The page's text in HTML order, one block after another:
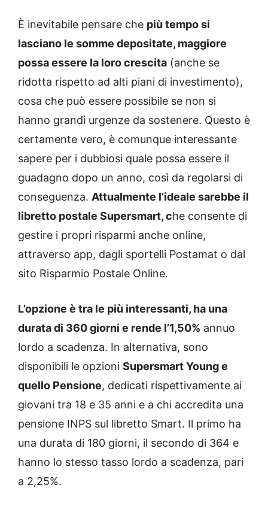
È inevitabile pensare che più tempo si
lasciano le somme depositate, maggiore
possa essere la loro crescita (anche se
ridotta rispetto ad alti piani di investimento),
cosa che può essere possibile se non si
hanno grandi urgenze da sostenere. Questo è
certamente vero, è comunque interessante
sapere per i dubbiosi quale possa essere il
guadagno dopo un anno, così da regolarsi di
conseguenza. Attualmente l’ideale sarebbe il
libretto postale Supersmart, che consente di
gestire i propri risparmi anche online,
attraverso app, dagli sportelli Postamat o dal
sito Risparmio Postale Online.
L’opzione è tra le più interessanti, ha una
durata di 360 giorni e rende l’1,50% annuo
lordo a scadenza. In alternativa, sono
disponibili le opzioni Supersmart Young e
quello Pensione, dedicati rispettivamente ai
giovani tra 18 e 35 anni e a chi accredita una
pensione INPS sul libretto Smart. Il primo ha
una durata di 180 giorni, il secondo di 364 e
hanno lo stesso tasso lordo a scadenza, pari
a 2,25%.